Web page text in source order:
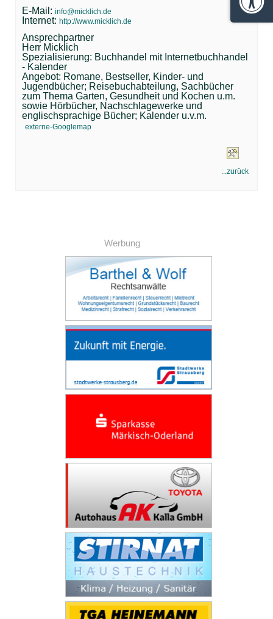
E-Mail: info@micklich.de
Internet: http://www.micklich.de
Ansprechpartner
Herr Micklich
Spezialisierung: Buchhandel mit Internetbuchhandel
- Kalender
Angebot: Romane, Bestseller, Kinder- und
Jugendbücher; Reisebuchabteilung, Sachbücher
zum Thema Garten, Gesundheit und Kochen u.m.
sowie Hörbücher, Nachschlagewerke und
englischsprachige Bücher; Kalender u.v.m.
externe-Googlemap
...zurück
Werbung